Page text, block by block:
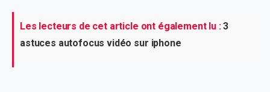
Les lecteurs de cet article ont également lu :3
astuces autofocus vidéo sur iphone